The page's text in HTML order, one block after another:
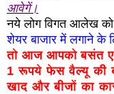
आवेगें।
नये लोग विगत आलेख को
शेयर बाजार में लगाने के
तो आज आपको बसंत
1 रूपये फेस वैल्यू की
खाद और बीजों का